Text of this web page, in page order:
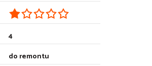
4
do remontu